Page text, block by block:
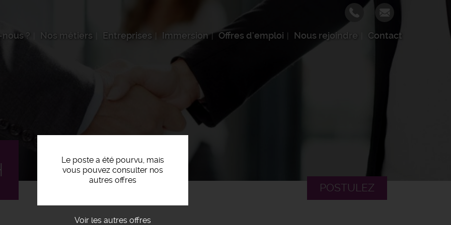
? Nos métiers Entreprises Immersion Offres d'emploi Nous rejoindre Contact
Le poste a été pourvu, mais
vous pouvez consulter nos
autres offres
Voir les autres offres
POSTULEZ